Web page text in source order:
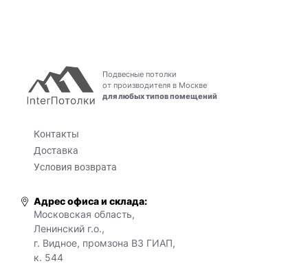
Подвесные потолки
от производителя в Москве
для любых типов помещений
Контакты
Доставка
Условия возврата
Адрес офиса и склада:
Московская область,
Ленинский г.о.,
г. Видное, промзона ВЗ ГИАП,
к. 544